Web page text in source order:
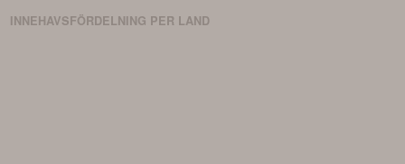
INNEHAVSFÖRDELNING PER LAND